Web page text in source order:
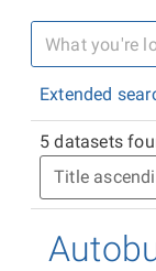
Extended
5 datasets